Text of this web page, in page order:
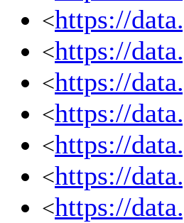
<https://
<https://
<https://
<https://
<https://
<https://
<https://